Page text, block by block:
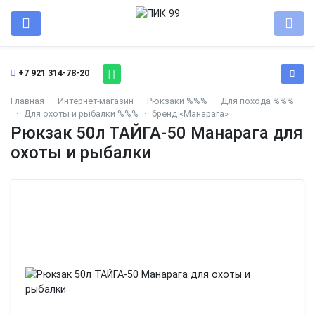
+7 921 314-78-20
Главная Интернет-магазин Рюкзаки %%%
Для похода %%%
Для охоты и рыбалки %%%
бренд «Манарага»
Рюкзак 50л ТАЙГА-50 Манарага для
охоты и рыбалки